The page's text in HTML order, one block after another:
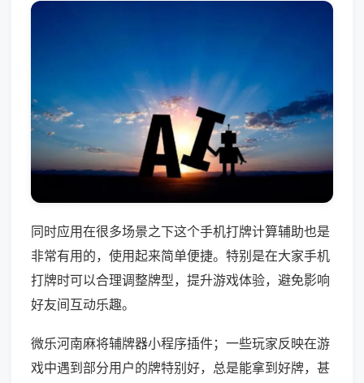
同时应用在很多场景之下这个手机打牌计算辅助也是
非常有用的，使用起来简单便捷。特别是在大家手机
打牌时可以合理调整牌型，提升游戏体验，避免影响
好友间互动乐趣。
微乐河南麻将辅牌器小程序插件；一些玩家反映在游
戏中遇到部分用户的牌特别好，总是能拿到好牌，甚